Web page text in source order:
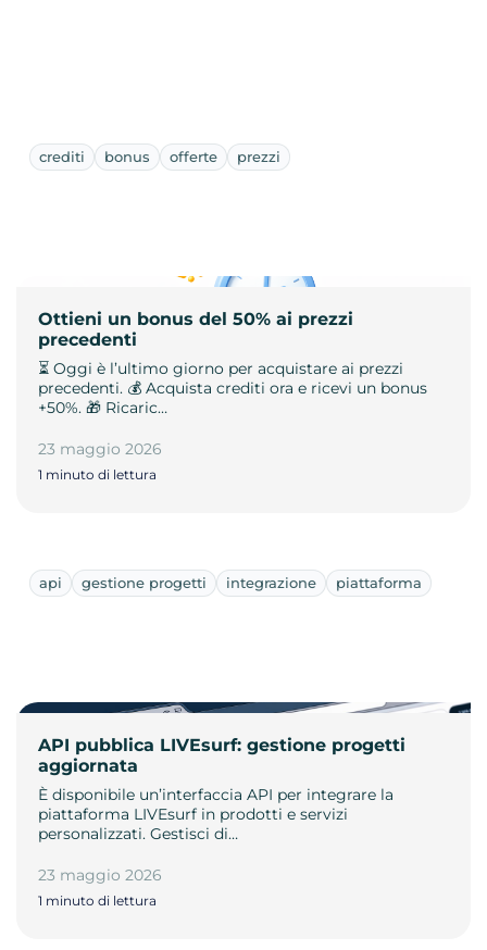
crediti bonus offerte prezzi
Ottieni un bonus del 50% ai prezzi
precedenti
⏳ Oggi è l’ultimo giorno per acquistare ai prezzi
precedenti. 💰 Acquista crediti ora e ricevi un bonus
+50%. 🎁 Ricaric…
23 maggio 2026
1 minuto di lettura
api gestione progetti integrazione piattaforma
API pubblica LIVEsurf: gestione progetti
aggiornata
È disponibile un’interfaccia API per integrare la
piattaforma LIVEsurf in prodotti e servizi
personalizzati. Gestisci di…
23 maggio 2026
1 minuto di lettura